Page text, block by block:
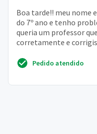
Boa tarde!! meu nome
do 7º ano e tenho
queria um professor
corretamente e
Pedido atendido